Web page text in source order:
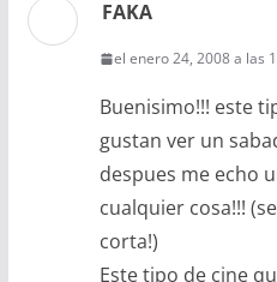
FAKA
el enero 24, 2008 a las
Buenisimo!!! este
gustan ver un
despues me echo
cualquier cosa!!!
corta!)
Este tipo de cine